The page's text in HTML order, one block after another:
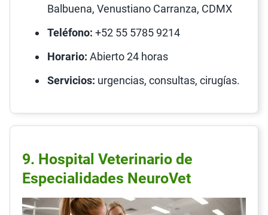
Balbuena, Venustiano Carranza, CDMX
Teléfono: +52 55 5785 9214
Horario: Abierto 24 horas
Servicios: urgencias, consultas, cirugías.
9. Hospital Veterinario de
Especialidades NeuroVet